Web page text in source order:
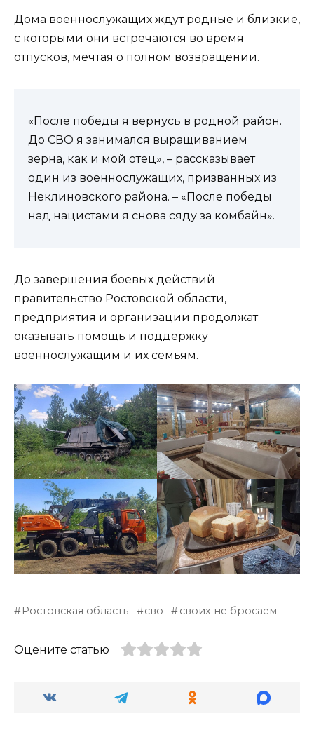
Дома военнослужащих ждут родные и близкие,
с которыми они встречаются во время
отпусков, мечтая о полном возвращении.
«После победы я вернусь в родной район.
До СВО я занимался выращиванием
зерна, как и мой отец», – рассказывает
один из военнослужащих, призванных из
Неклиновского района. – «После победы
над нацистами я снова сяду за комбайн».
До завершения боевых действий
правительство Ростовской области,
предприятия и организации продолжат
оказывать помощь и поддержку
военнослужащим и их семьям.
Ростовская область сво своих не бросаем
Оцените статью